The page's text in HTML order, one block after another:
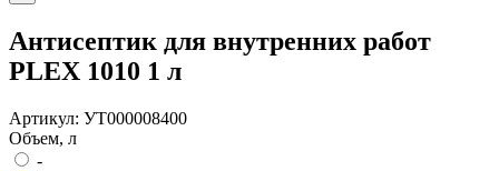
Антисептик для внутренних работ
PLEX 1010 1 л
Артикул: УТ000008400
Объем, л
-